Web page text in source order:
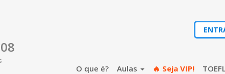
O que é? Aulas 🔥 Seja VIP!